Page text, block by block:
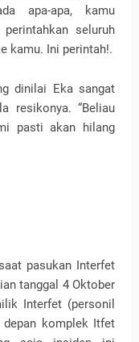
apa-apa, kamu
seluruh
kamu. Ini perintah!.
dinilai Eka sangat
resikonya. “Beliau
pasti akan hilang
pasukan Interfet
tanggal 4 Oktober
Interfet (personil
depan komplek Itfet